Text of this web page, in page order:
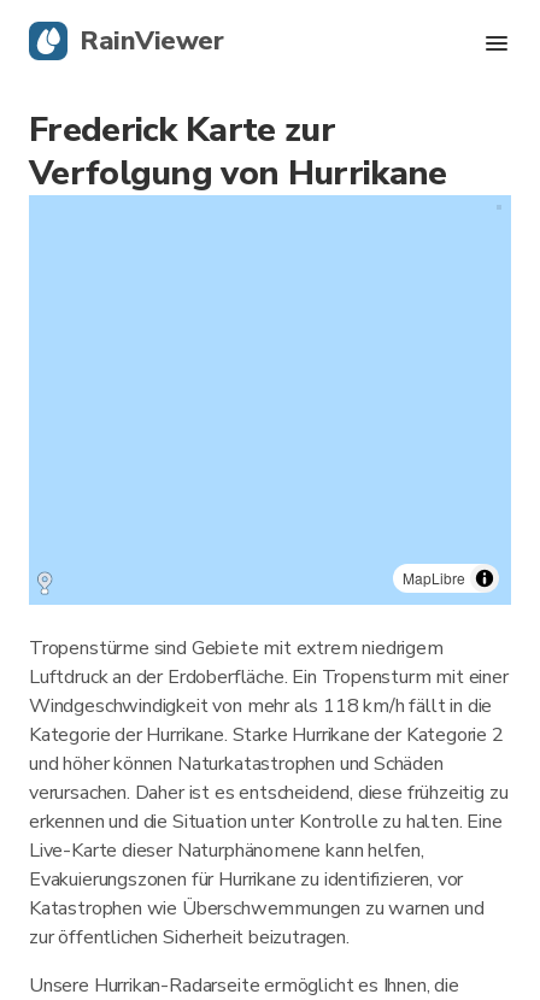
Frederick Karte zur
Verfolgung von Hurrikane
MapLibre
Tropenstürme sind Gebiete mit extrem niedrigem
Luftdruck an der Erdoberfläche. Ein Tropensturm mit einer
Windgeschwindigkeit von mehr als 118 km/h fällt in die
Kategorie der Hurrikane. Starke Hurrikane der Kategorie 2
und höher können Naturkatastrophen und Schäden
verursachen. Daher ist es entscheidend, diese frühzeitig zu
erkennen und die Situation unter Kontrolle zu halten. Eine
Live-Karte dieser Naturphänomene kann helfen,
Evakuierungszonen für Hurrikane zu identifizieren, vor
Katastrophen wie Überschwemmungen zu warnen und
zur öffentlichen Sicherheit beizutragen.
Unsere Hurrikan-Radarseite ermöglicht es Ihnen, die
RainViewer
Live-Radar
Hurrikan-Verfolgung